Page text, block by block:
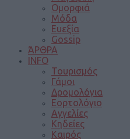
Ομορφιά
Μόδα
Ευεξία
Gossip
ΆΡΘΡΑ
INFO
Τουρισμός
Γάμοι
Δρομολόγια
Εορτολόγιο
Αγγελίες
Κηδείες
Καιρός